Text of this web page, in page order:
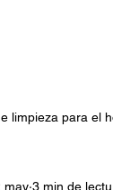
limpieza para el
may 3 min de